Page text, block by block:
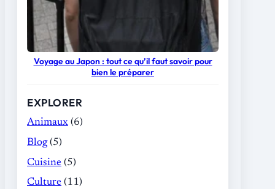
Voyage au Japon : tout ce qu’il faut savoir pour
bien le préparer
EXPLORER
Animaux (6)
Blog(5)
Cuisine (5)
Culture (11)